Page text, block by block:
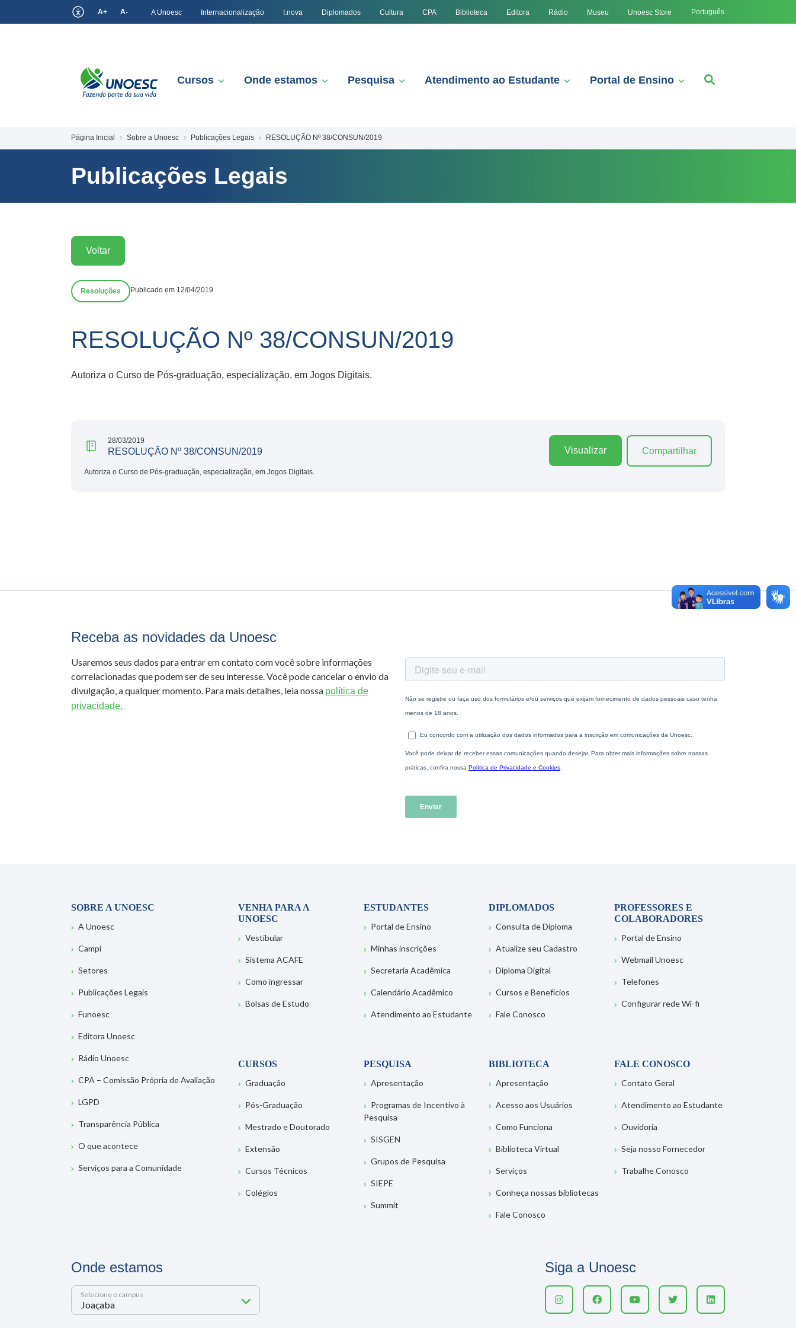
A+ A- A Unoesc Internacionalização I.nova Diplomados Cultura CPA Biblioteca Editora Rádio Museu Unoesc Store Português
Cursos Onde estamos Pesquisa Atendimento ao Estudante Portal de Ensino
Página Inicial Sobre a Unoesc Publicações Legais RESOLUÇÃO Nº 38/CONSUN/2019
Publicações Legais
Voltar
Resoluções Publicado em 12/04/2019
RESOLUÇÃO Nº 38/CONSUN/2019
Autoriza o Curso de Pós-graduação, especialização, em Jogos Digitais.
28/03/2019
RESOLUÇÃO Nº 38/CONSUN/2019
Autoriza o Curso de Pós-graduação, especialização, em Jogos Digitais.
Visualizar Compartilhar
Receba as novidades da Unoesc
Usaremos seus dados para entrar em contato com você sobre informações
correlacionadas que podem ser de seu interesse. Você pode cancelar o envio da
divulgação, a qualquer momento. Para mais detalhes, leia nossa política de
privacidade.
SOBRE A UNOESC
A Unoesc
Campi
Setores
Publicações Legais
Funoesc
Editora Unoesc
Rádio Unoesc
CPA – Comissão Própria de Avaliação
LGPD
Transparência Pública
O que acontece
Serviços para a Comunidade
VENHA PARA A
UNOESC
Vestibular
Sistema ACAFE
Como ingressar
Bolsas de Estudo
ESTUDANTES
Portal de Ensino
Minhas inscrições
Secretaria Acadêmica
Calendário Acadêmico
Atendimento ao Estudante
DIPLOMADOS
Consulta de Diploma
Atualize seu Cadastro
Diploma Digital
Cursos e Benefícios
Fale Conosco
PROFESSORES E
COLABORADORES
Portal de Ensino
Webmail Unoesc
Telefones
Configurar rede Wi-fi
CURSOS
Graduação
Pós-Graduação
Mestrado e Doutorado
Extensão
Cursos Técnicos
Colégios
PESQUISA
Apresentação
Programas de Incentivo à
Pesquisa
SISGEN
Grupos de Pesquisa
SIEPE
Summit
BIBLIOTECA
Apresentação
Acesso aos Usuários
Como Funciona
Biblioteca Virtual
Serviços
Conheça nossas bibliotecas
Fale Conosco
FALE CONOSCO
Contato Geral
Atendimento ao Estudante
Ouvidoria
Seja nosso Fornecedor
Trabalhe Conosco
Onde estamos
Selecione o campus
Siga a Unoesc